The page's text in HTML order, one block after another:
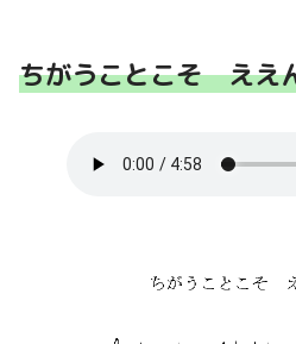
ちがうことこそ ええ